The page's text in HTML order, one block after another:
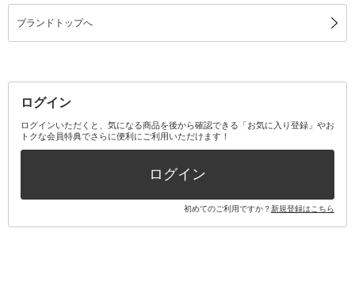
ブランドトップへ
ログイン
ログインいただくと、気になる商品を後から確認できる「お気に入り登録」やお
トクな会員特典でさらに便利にご利用いただけます！
ログイン
初めてのご利用ですか？新規登録はこちら